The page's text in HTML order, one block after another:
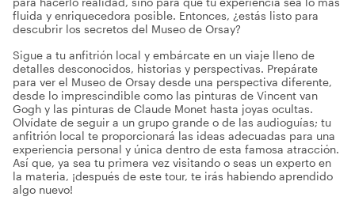
fluida y enriquecedora posible. Entonces, ¿estás listo para
descubrir los secretos del Museo de Orsay?
Sigue a tu anfitrión local y embárcate en un viaje lleno de
detalles desconocidos, historias y perspectivas. Prepárate
para ver el Museo de Orsay desde una perspectiva diferente,
desde lo imprescindible como las pinturas de Vincent van
Gogh y las pinturas de Claude Monet hasta joyas ocultas.
Olvídate de seguir a un grupo grande o de las audioguías; tu
anfitrión local te proporcionará las ideas adecuadas para una
experiencia personal y única dentro de esta famosa atracción.
Así que, ya sea tu primera vez visitando o seas un experto en
la materia, ¡después de este tour, te irás habiendo aprendido
algo nuevo!